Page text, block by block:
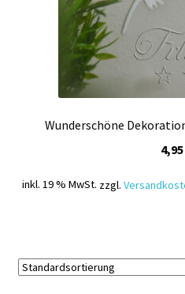
Wunderschöne
4,95
inkl. 19 % MwSt. zzgl.